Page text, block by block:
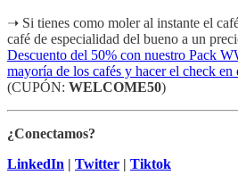
➝ Si tienes como moler al instante el
café de especialidad del bueno a un
Descuento del 50% con nuestro Pack
mayoría de los cafés y hacer el check
(CUPÓN: WELCOME50)
¿Conectamos?
LinkedIn | Twitter | Tiktok